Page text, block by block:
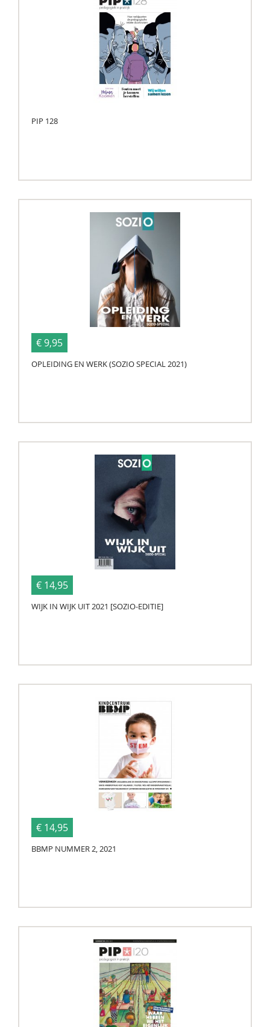
PIP 128
€ 9,95
OPLEIDING EN WERK (SOZIO SPECIAL 2021)
€ 14,95
WIJK IN WIJK UIT 2021 [SOZIO-EDITIE]
€ 14,95
BBMP NUMMER 2, 2021